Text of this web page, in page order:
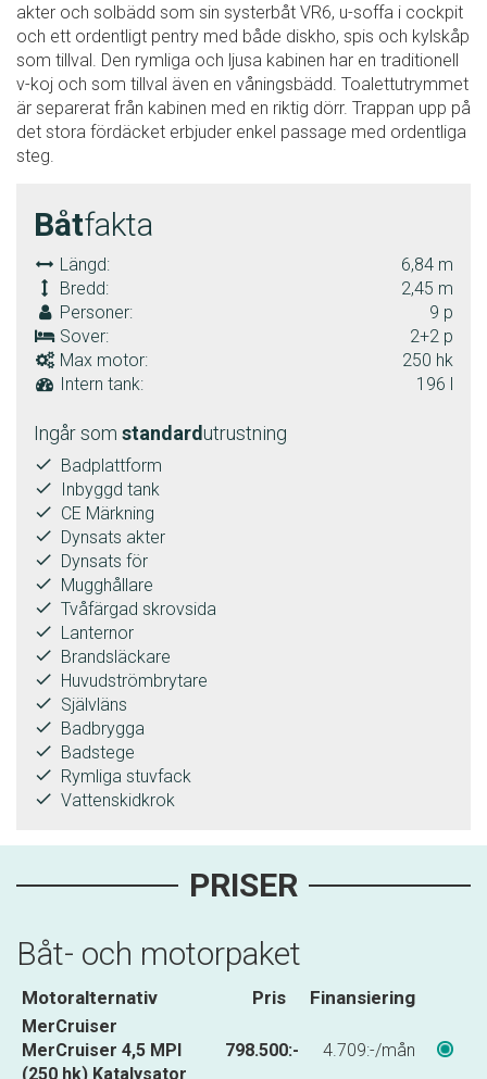
akter och solbädd som sin systerbåt VR6, u-soffa i cockpit
och ett ordentligt pentry med både diskho, spis och kylskåp
som tillval. Den rymliga och ljusa kabinen har en traditionell
v-koj och som tillval även en våningsbädd. Toalettutrymmet
är separerat från kabinen med en riktig dörr. Trappan upp på
det stora fördäcket erbjuder enkel passage med ordentliga
steg.
Båtfakta
Längd:
6,84 m
Bredd:
2,45 m
Personer:
9 p
Sover:
2+2 p
Max motor:
250 hk
Intern tank:
196 l
Ingår som standardutrustning
done Badplattform
done Inbyggd tank
done CE Märkning
done Dynsats akter
done Dynsats för
done Mugghållare
done Tvåfärgad skrovsida
done Lanternor
done Brandsläckare
done Huvudströmbrytare
done Självläns
done Badbrygga
done Badstege
done Rymliga stuvfack
done Vattenskidkrok
PRISER
Båt- och motorpaket
Motoralternativ Pris Finansiering
MerCruiser
MerCruiser 4,5 MPI
(250 hk) Katalysator
798.500:- 4.709:-/mån